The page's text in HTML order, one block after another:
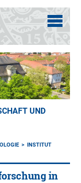
UND
INSTITUT
in